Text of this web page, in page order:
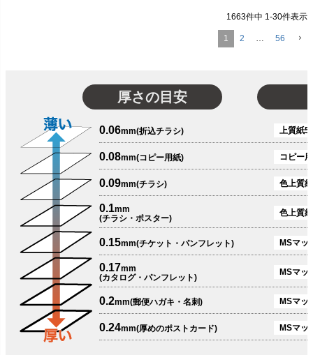
1663件中 1 -30件表示
1 2 56
厚さの目安
0.06mm(折込チラシ) 上質紙
0.08mm(コピー用紙) コピー
0.09mm(チラシ) 色上質
0.1mm
(チラシ・ポスター)
色上質
0.15mm(チケット・パンフレット) MSマッ
0.17mm
(カタログ・パンフレット)
MSマッ
0.2mm(郵便ハガキ・名刺) MSマッ
0.24mm(厚めのポストカード) MSマッ